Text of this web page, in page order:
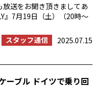
放送をお聞き頂きましてあ
』7月19日（土）（20時〜
スタッフ通信
2025.07.15
ーブル ドイツで乗り回